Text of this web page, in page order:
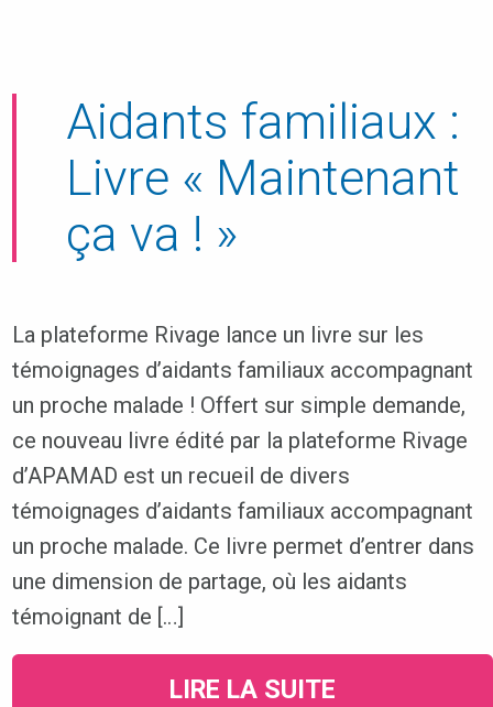
Aidants familiaux :
Livre « Maintenant
ça va ! »
La plateforme Rivage lance un livre sur les
témoignages d’aidants familiaux accompagnant
un proche malade ! Offert sur simple demande,
ce nouveau livre édité par la plateforme Rivage
d’APAMAD est un recueil de divers
témoignages d’aidants familiaux accompagnant
un proche malade. Ce livre permet d’entrer dans
une dimension de partage, où les aidants
témoignant de […]
LIRE LA SUITE